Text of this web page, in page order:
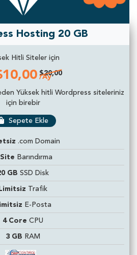
Hosting 20 GB
Hitli Siteler için
$20,00
/Ay
Yüksek hitli Wordpress siteleriniz
için birebir
Sepete Ekle
.com Domain
Barındırma
GB SSD Disk
Limitsiz Trafik
E-Posta
4 Core CPU
3 GB RAM